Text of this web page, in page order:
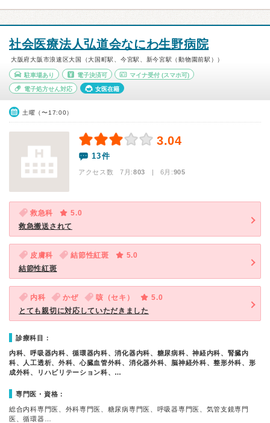
社会医療法人弘道会なにわ生野病院
大阪府大阪市浪速区大国（大国町駅、今宮駅、新今宮駅（動物園前駅））
駐車場あり 電子決済可 マイナ受付 (スマホ可)
電子処方せん対応 女医在籍
土曜（〜17:00）
3.04
13件
アクセス数 7月:803 | 6月:905
救急科
5.0
救急搬送されて
皮膚科 結節性紅斑
5.0
結節性紅斑
内科 かぜ 咳（セキ）
5.0
とても親切に対応していただきました
診療科目：
内科、呼吸器内科、循環器内科、消化器内科、糖尿病科、神経内科、腎臓内
科、人工透析、外科、心臓血管外科、消化器外科、脳神経外科、整形外科、形
成外科、リハビリテーション科、…
専門医・資格：
総合内科専門医、外科専門医、糖尿病専門医、呼吸器専門医、気管支鏡専門
医、循環器…